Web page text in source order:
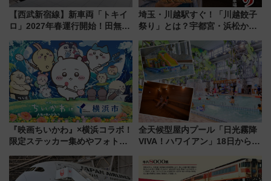
【西武新宿線】新車両「トキイ
ロ」2027年春運行開始！田無・
「第2弾」も
埼玉・川越駅すぐ！「川越餃子
祭り」とは？宇都宮・浜松から
を食べ比べ【7月25日・26日開
催】
『映画ちいかわ』×横浜コラボ！
限定ステッカー集めやフォトス
いを満喫しよう（花火鑑賞会応
募は7/12まで！）
全天候型屋内プール「日光霧降
VIVA！ハワイアン」18日から営
ァミリーから大人まで幅広い世
代が一日中楽しる夏のリゾート